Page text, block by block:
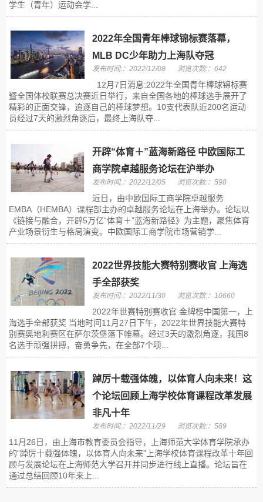
学生（青年）运动会学...
2022年全国青年棒球锦标赛落幕，
MLB DC少年助力上海队夺冠
发布时间:：2022/12/08 浏览次数:：642
12月7日消息:2022年全国青年棒球锦标赛
暨全国体校联赛总决赛近日举行，来自全国各地的棒球选手展开了
精彩的正面交锋，追逐自己的棒球梦想。10支代表队近200名运动
员经过7天的激烈角逐后，最终上海队夺...
开辟“体育＋”蓝海新路径 中欧国际工
商学院卓越服务论坛在沪举办
发布时间:：2022/12/05 浏览次数:：598
近日，由中欧国际工商学院卓越服务
EMBA（HEMBA）课程部主办的卓越服务论坛在上海举办。论坛以
《链接与融合，开辟5万亿“体育＋”蓝海新路径》为主题，聚焦体育
产业场景衍生与格局演变。中欧国际工商学院市场营销学...
2022世界技能大赛特别赛收官 上海选
手全部获奖
发布时间:：2022/11/30 浏览次数:：10660
2022年世赛特别赛收官 金牌榜中国第一，上
海选手全部获奖 当地时间11月27日下午，2022年世界技能大赛特
别赛奥地利赛区在萨尔茨堡落下帷幕。经过3天的激烈角逐，我国8
名选手顽强拼搏，奋勇争先，在全部7个项...
踔厉十载强体魄，以体育人向未来！这
个论坛回顾上海学校体育课程改革发展
非凡十年
发布时间:：2022/11/29 浏览次数:：589
11月26日，由上海市教育委员会指导，上海师范大学体育学院承办
的“踔厉十载强体魄，以体育人向未来”上海学校体育课程改革十年回
顾与发展论坛在上海师范大学召开并同步进行线上直播。论坛旨在
通过总结回顾10年来上...